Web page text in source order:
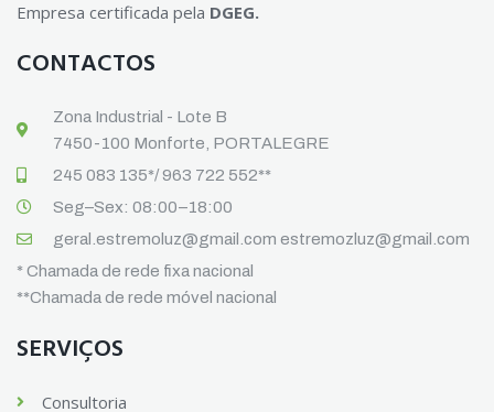
Empresa certificada pela DGEG.
SERVIÇOS
Consultoria
CONTACTOS
Zona Industrial - Lote B
7450-100 Monforte, PORTALEGRE
245 083 135*/ 963 722 552**
Seg–Sex: 08:00–18:00
geral.estremoluz@gmail.com estremozluz@gmail.com
* Chamada de rede fixa nacional
**Chamada de rede móvel nacional